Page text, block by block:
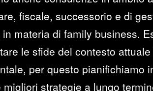
fiscale, successorio e di
materia di family business.
le sfide del contesto attuale
per questo pianifichiamo
migliori strategie a lungo